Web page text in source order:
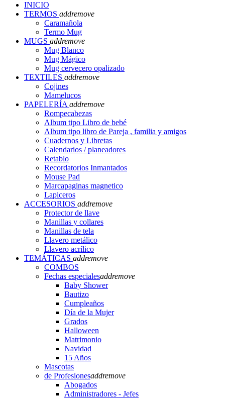
INICIO
TERMOS addremove
Caramañola
Termo Mug
MUGS addremove
Mug Blanco
Mug Mágico
Mug cervecero opalizado
TEXTILES addremove
Cojines
Mamelucos
PAPELERÍA addremove
Rompecabezas
Album tipo Libro de bebé
Album tipo libro de Pareja , familia y amigos
Cuadernos y Libretas
Calendarios / planeadores
Retablo
Recordatorios Inmantados
Mouse Pad
Marcapaginas magnetico
Lapiceros
ACCESORIOS addremove
Protector de llave
Manillas y collares
Manillas de tela
Llavero metálico
Llavero acrílico
TEMÁTICAS addremove
COMBOS
Fechas especialesaddremove
Baby Shower
Bautizo
Cumpleaños
Día de la Mujer
Grados
Halloween
Matrimonio
Navidad
15 Años
Mascotas
de Profesionesaddremove
Abogados
Administradores - Jefes